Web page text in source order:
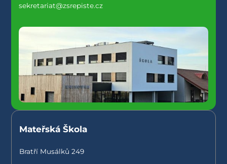
sekretariat@zsrepiste.cz
Mateřská Škola
Bratří Musálků 249